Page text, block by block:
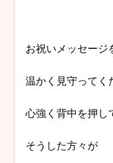
お祝いメッセージ
温かく見守ってく
心強く背中を押し
そうした方々が